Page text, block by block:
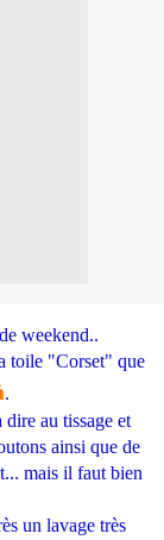
weekend..
toile "Corset" que
.
au tissage et
ainsi que de
mais il faut bien
un lavage très